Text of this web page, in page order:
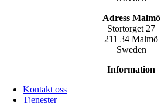
Adress Malmö
Stortorget 27
211 34 Malmö
Sweden
Information
Kontakt oss
Tjenester